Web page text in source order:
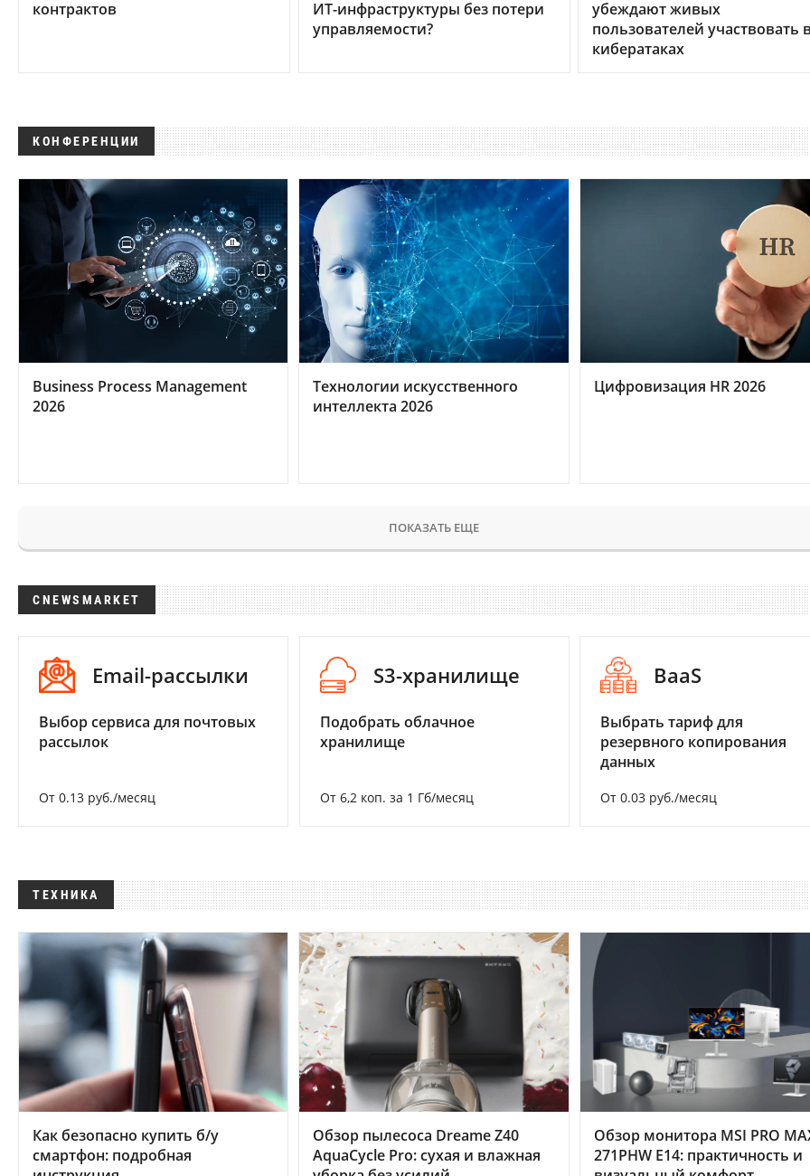
контрактов
ИТ-инфраструктуры без потери
управляемости?
убеждают живых
пользователей участвовать
кибератаках
КОНФЕРЕНЦИИ
Business Process Management
2026
Технологии искусственного
интеллекта 2026
Цифровизация HR 2026
ПОКАЗАТЬ ЕЩЕ
CNEWSMARKET
Email-рассылки
Выбор сервиса для почтовых
рассылок
От 0.13 руб./месяц
S3-хранилище
Подобрать облачное
хранилище
От 6,2 коп. за 1 Гб/месяц
BaaS
Выбрать тариф для
резервного копирования
данных
От 0.03 руб./месяц
ТЕХНИКА
Как безопасно купить б/у
смартфон: подробная
Обзор пылесоса Dreame Z40
AquaCycle Pro: сухая и влажная
Обзор монитора MSI PRO
271PHW E14: практичность и